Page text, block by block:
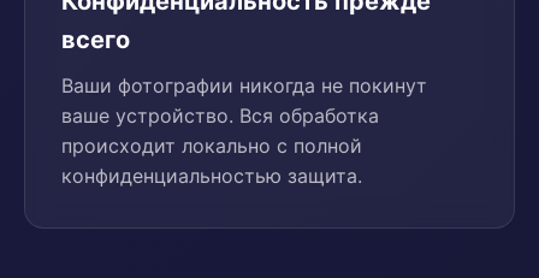
всего
Ваши фотографии никогда не покинут
ваше устройство. Вся обработка
происходит локально с полной
конфиденциальностью защита.